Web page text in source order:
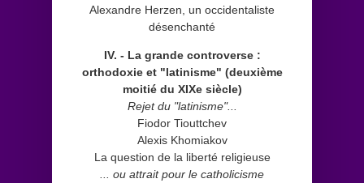
Alexandre Herzen, un occidentaliste
désenchanté
IV. - La grande controverse :
orthodoxie et "latinisme" (deuxième
moitié du XIXe siècle)
Rejet du "latinisme"...
Fiodor Tiouttchev
Alexis Khomiakov
La question de la liberté religieuse
... ou attrait pour le catholicisme